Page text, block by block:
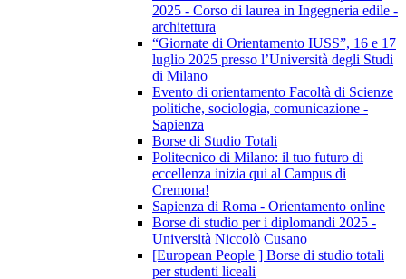
2025 - Corso di laurea in Ingegneria edile -
architettura
“Giornate di Orientamento IUSS”, 16 e 17
luglio 2025 presso l’Università degli Studi
di Milano
Evento di orientamento Facoltà di Scienze
politiche, sociologia, comunicazione -
Sapienza
Borse di Studio Totali
Politecnico di Milano: il tuo futuro di
eccellenza inizia qui al Campus di
Cremona!
Sapienza di Roma - Orientamento online
Borse di studio per i diplomandi 2025 -
Università Niccolò Cusano
[European People ] Borse di studio totali
per studenti liceali